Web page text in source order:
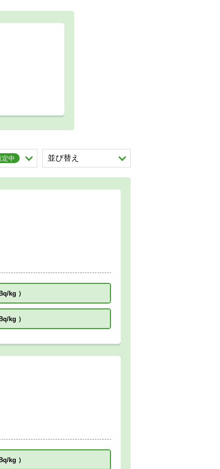
定中 を展開する。
並び替え を展開する。
kg ）
kg ）
kg ）